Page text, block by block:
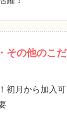
その他のこ
初月から加入可